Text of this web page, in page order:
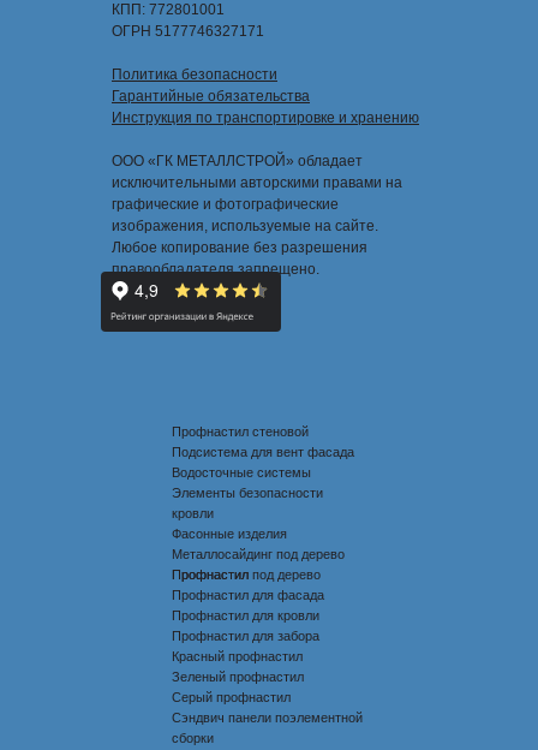
КПП: 772801001
ОГРН 5177746327171
Политика безопасности
Гарантийные обязательства
Инструкция по транспортировке и хранению
ООО «ГК МЕТАЛЛСТРОЙ» обладает
исключительными авторскими правами на
графические и фотографические
изображения, используемые на сайте.
Любое копирование без разрешения
правообладателя запрещено.
Профнастил стеновой
Подсистема для вент фасада
Водосточные системы
Элементы безопасности
кровли
Фасонные изделия
Металлосайдинг под дерево
Профнастил под дерево
Профнастил
Профнастил для фасада
Профнастил для кровли
Профнастил для забора
Красный профнастил
Зеленый профнастил
Серый профнастил
Сэндвич панели поэлементной
сборки